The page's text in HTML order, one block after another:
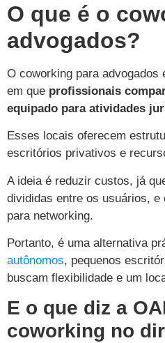
O que é o
advogados?
O coworking para advogados
em que profissionais
equipado para atividades
Esses locais oferecem
escritórios privativos e
A ideia é reduzir custos, já
divididas entre os usuários,
para networking.
Portanto, é uma alternativa
autônomos, pequenos
buscam flexibilidade e um
E o que diz a
coworking no